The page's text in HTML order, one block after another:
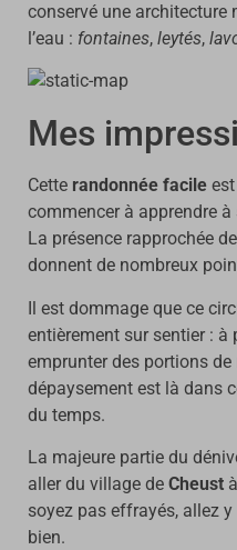
conservé une architecture
l’eau : fontaines, leytés,
Mes
Cette randonnée facile
commencer à apprendre à
La présence rapprochée
donnent de nombreux
Il est dommage que ce
entièrement sur sentier :
emprunter des portions de
dépaysement est là dans
du temps.
La majeure partie du
aller du village de Cheust
soyez pas effrayés, allez
bien.